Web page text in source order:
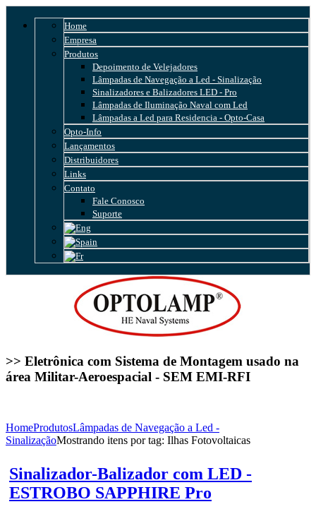
Home
Empresa
Produtos
Depoimento de Velejadores
Lâmpadas de Navegação a Led - Sinalização
Sinalizadores e Balizadores LED - Pro
Lâmpadas de Iluminação Naval com Led
Lâmpadas a Led para Residencia - Opto-Casa
Opto-Info
Lançamentos
Distribuidores
Links
Contato
Fale Conosco
Suporte
>> Eletrônica com Sistema de Montagem usado na
área Militar-Aeroespacial - SEM EMI-RFI
HomeProdutosLâmpadas de Navegação a Led -
SinalizaçãoMostrando itens por tag: Ilhas Fotovoltaicas
Sinalizador-Balizador com LED -
ESTROBO SAPPHIRE Pro